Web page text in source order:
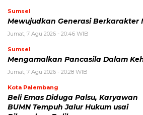
Sumsel
Mewujudkan Generasi Berkarakter
Jumat, 7 Agu 2026 - 20:46 WIB
Sumsel
Mengamalkan Pancasila Dalam
Jumat, 7 Agu 2026 - 20:28 WIB
Kota Palembang
Beli Emas Diduga Palsu, Karyawan
BUMN Tempuh Jalur Hukum usai